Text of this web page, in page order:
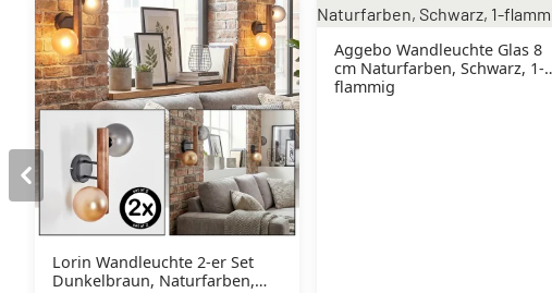
Lorin Wandleuchte 2-er Set
Dunkelbraun, Naturfarben,
Aggebo Wandleuchte Glas 8
cm Naturfarben, Schwarz, 1-
flammig